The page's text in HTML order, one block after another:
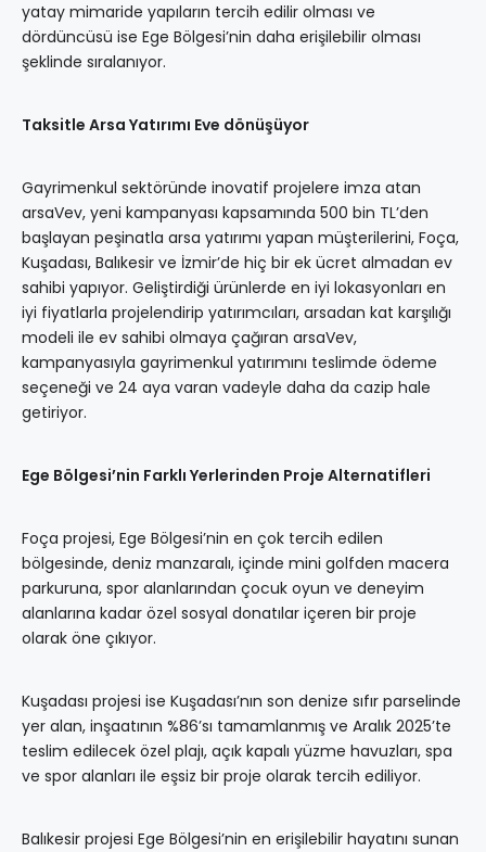
yatay mimaride yapıların tercih edilir olması ve
dördüncüsü ise Ege Bölgesi’nin daha erişilebilir olması
şeklinde sıralanıyor.
Taksitle Arsa Yatırımı Eve dönüşüyor
Gayrimenkul sektöründe inovatif projelere imza atan
arsaVev, yeni kampanyası kapsamında 500 bin TL’den
başlayan peşinatla arsa yatırımı yapan müşterilerini, Foça,
Kuşadası, Balıkesir ve İzmir’de hiç bir ek ücret almadan ev
sahibi yapıyor. Geliştirdiği ürünlerde en iyi lokasyonları en
iyi fiyatlarla projelendirip yatırımcıları, arsadan kat karşılığı
modeli ile ev sahibi olmaya çağıran arsaVev,
kampanyasıyla gayrimenkul yatırımını teslimde ödeme
seçeneği ve 24 aya varan vadeyle daha da cazip hale
getiriyor.
Ege Bölgesi’nin Farklı Yerlerinden Proje Alternatifleri
Foça projesi, Ege Bölgesi’nin en çok tercih edilen
bölgesinde, deniz manzaralı, içinde mini golfden macera
parkuruna, spor alanlarından çocuk oyun ve deneyim
alanlarına kadar özel sosyal donatılar içeren bir proje
olarak öne çıkıyor.
Kuşadası projesi ise Kuşadası’nın son denize sıfır parselinde
yer alan, inşaatının %86’sı tamamlanmış ve Aralık 2025’te
teslim edilecek özel plajı, açık kapalı yüzme havuzları, spa
ve spor alanları ile eşsiz bir proje olarak tercih ediliyor.
Balıkesir projesi Ege Bölgesi’nin en erişilebilir hayatını sunan